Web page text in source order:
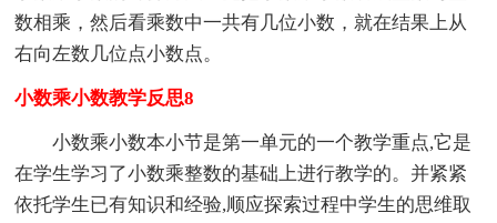
数相乘，然后看乘数中一共有几位小数，就在结果上从
右向左数几位点小数点。
小数乘小数教学反思8
小数乘小数本小节是第一单元的一个教学重点,它是
在学生学习了小数乘整数的基础上进行教学的。并紧紧
依托学生已有知识和经验,顺应探索过程中学生的思维取